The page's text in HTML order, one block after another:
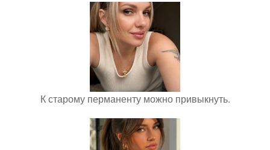
К старому перманенту можно привыкнуть.